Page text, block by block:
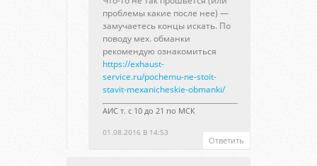
01.08.2016 В 14:53
проблемы какие после нее) —
замучаетесь концы искать. По
поводу мех. обманки
рекомендую ознакомиться
https://exhaust-
service.ru/pochemu-ne-stoit-
stavit-mexanicheskie-obmanki/
АИС т. с 10 до 21 по МСК
Ответить